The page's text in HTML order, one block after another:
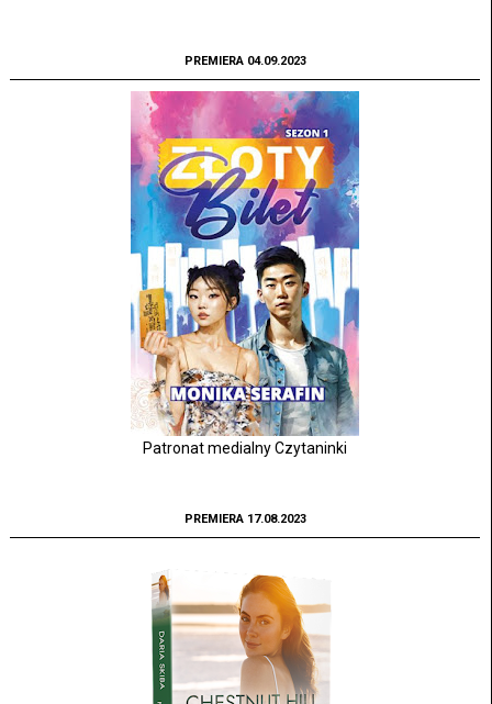
PREMIERA 04.09.2023
Patronat medialny Czytaninki
PREMIERA 17.08.2023